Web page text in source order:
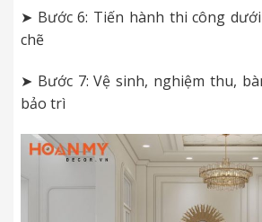
➤ Bước 6: Tiến hành thi công
chẽ
➤ Bước 7: Vệ sinh, nghiệm thu,
bảo trì